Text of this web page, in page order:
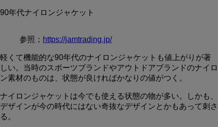
90年代ナイロンジャケット
参照； https://jamtrading.jp/
軽くて機能的な90年代のナイロンジャケットも値上がりが著
しい。当時のスポーツブランドやアウトドアブランドのナイロ
ン素材のものは、状態が良ければかなりの値がつく。
ナイロンジャケットは今でも使える状態の物が多い。しかも、
デザインが今の時代にはない奇抜なデザインとかもあって刺さ
る。